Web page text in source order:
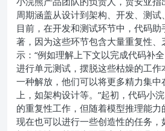
周期涵盖从设计到架构、开发、测试
目前，在开发和测试环节中，代码助
著，因为这些环节包含大量重复性、
示：“例如理解上下文以完成代码补
进行单元测试，摆脱这些枯燥的工
一种解放，他们可以将更多精力集中
上，如架构设计等。”起初，代码小
的重复性工作，但随着模型推理能力
现在也可以进行一些创造性的任务，